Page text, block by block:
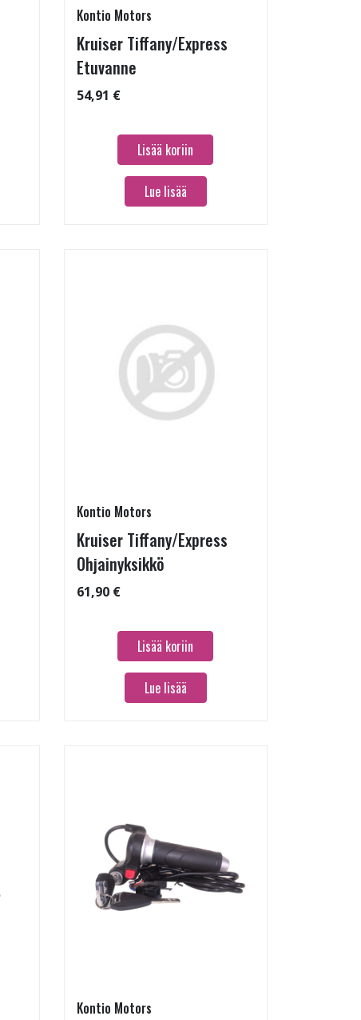
Kontio Motors
Kruiser Tiffany/Express
Etuvanne
54,91 €
Lisää koriin
Lue lisää
Kontio Motors
Kruiser Tiffany/Express
Ohjainyksikkö
61,90 €
Lisää koriin
Lue lisää
Kontio Motors